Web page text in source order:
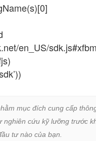
en_US/
mục đích cung cấp
cứu kỹ lưỡng trước
tư nào của bạn.